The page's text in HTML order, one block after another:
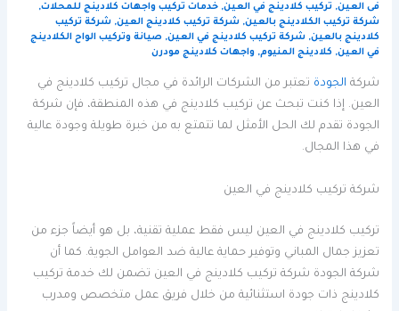
فى العين,تركيب كلادينج في العين,خدمات تركيب واجهات كلادينج للمحلات,
شركة تركيب الكلادينج بالعين,شركة تركيب كلادينج العين,شركة تركيب
كلادينج بالعين,شركة تركيب كلادينج في العين, صيانة وتركيب الواح الكلادينج
في العين,كلادينج المنيوم,واجهات كلادينج مودرن
شركة الجودة تعتبر من الشركات الرائدة في مجال تركيب كلادينج في
العين. إذا كنت تبحث عن تركيب كلادينج في هذه المنطقة، فإن شركة
الجودة تقدم لك الحل الأمثل لما تتمتع به من خبرة طويلة وجودة عالية
في هذا المجال.
شركة تركيب كلادينج في العين
تركيب كلادينج في العين ليس فقط عملية تقنية، بل هو أيضاً جزء من
تعزيز جمال المباني وتوفير حماية عالية ضد العوامل الجوية. كما أن
شركة الجودة شركة تركيب كلادينج في العين تضمن لك خدمة تركيب
كلادينج ذات جودة استثنائية من خلال فريق عمل متخصص ومدرب